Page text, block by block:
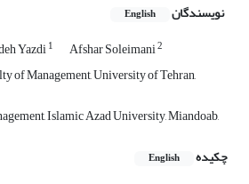
نویسندگان English
Yazdi1 Afshar Soleimani2
of Management, University of Tehran,
Islamic Azad University, Miandoab,
چکیده
English